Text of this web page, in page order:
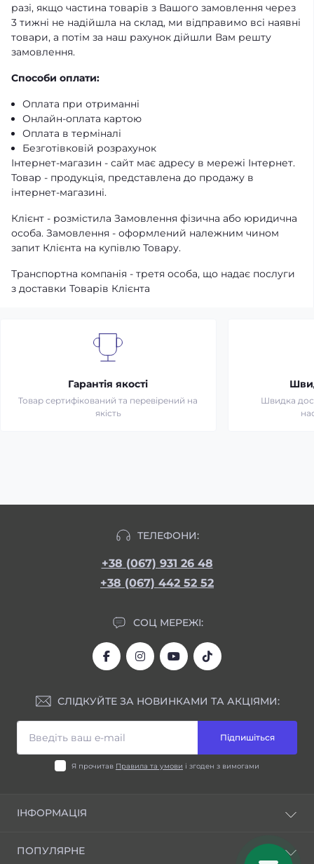
разі, якщо частина товарів з Вашого замовлення через
3 тижні не надійшла на склад, ми відправимо всі наявні
товари, а потім за наш рахунок дійшли Вам решту
замовлення.
Способи оплати:
Оплата при отриманні
Онлайн-оплата картою
Оплата в терміналі
Безготівковій розрахунок
Інтернет-магазин - сайт має адресу в мережі Інтернет.
Товар - продукція, представлена ​​до продажу в
інтернет-магазині.
Клієнт - розмістила Замовлення фізична або юридична
особа. Замовлення - оформлений належним чином
запит Клієнта на купівлю Товару.
Транспортна компанія - третя особа, що надає послуги
з доставки Товарів Клієнта
Гарантія якості
Товар сертифікований та перевірений на
якість
Швидка
ТЕЛЕФОНИ:
+38 (067) 931 26 48
+38 (067) 442 52 52
СОЦ МЕРЕЖІ:
СЛІДКУЙТЕ ЗА НОВИНКАМИ ТА АКЦІЯМИ:
Підпишіться
Я прочитав Правила та умови і згоден з вимогами
ІНФОРМАЦІЯ
Відгуки
ПОПУЛЯРНЕ